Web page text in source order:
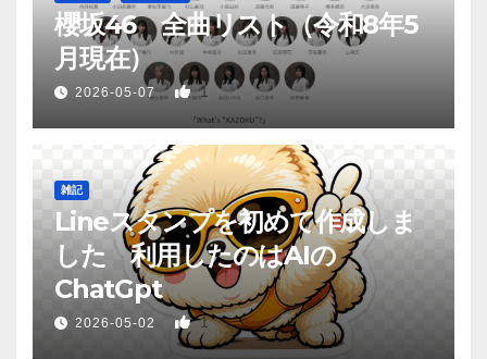
櫻坂46 全曲リスト（令和8年5
月現在）
2026-05-07 1
雑記
Lineスタンプを初めて作成しま
した 利用したのはAIの
ChatGpt
2026-05-02 1